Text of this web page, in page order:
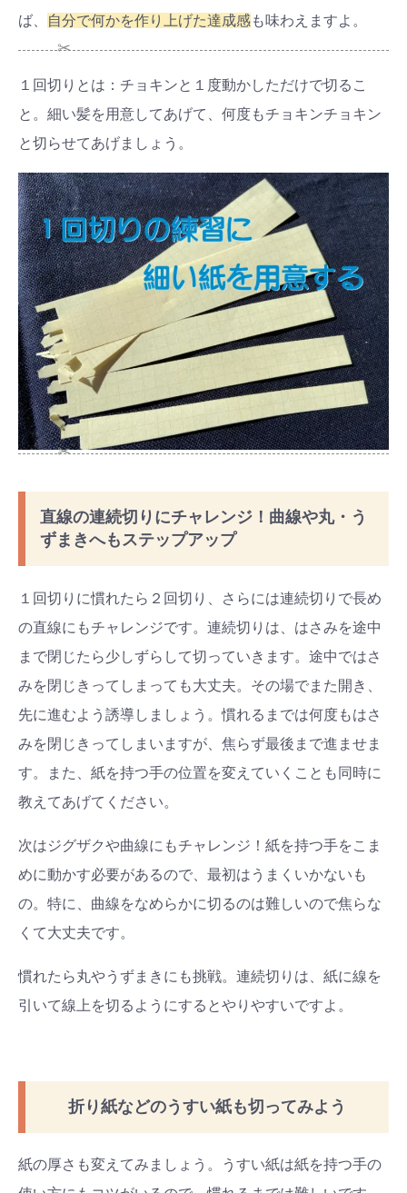
ば、
自分で何かを作り上げた達成感も味わえますよ。
✂
１回切りとは：チョキンと１度動かしただけで切るこ
と。細い髪を用意してあげて、何度もチョキンチョキン
と切らせてあげましょう。
✂
直線の連続切りにチャレンジ！曲線や丸・う
ずまきへもステップアップ
１回切りに慣れたら２回切り、さらには連続切りで長め
の直線にもチャレンジです。連続切りは、はさみを途中
まで閉じたら少しずらして切っていきます。途中ではさ
みを閉じきってしまっても大丈夫。その場でまた開き、
先に進むよう誘導しましょう。慣れるまでは何度もはさ
みを閉じきってしまいますが、焦らず最後まで進ませま
す。また、紙を持つ手の位置を変えていくことも同時に
教えてあげてください。
次はジグザクや曲線にもチャレンジ！紙を持つ手をこま
めに動かす必要があるので、最初はうまくいかないも
の。特に、曲線をなめらかに切るのは難しいので焦らな
くて大丈夫です。
慣れたら丸やうずまきにも挑戦。連続切りは、紙に線を
引いて線上を切るようにするとやりやすいですよ。
折り紙などのうすい紙も切ってみよう
紙の厚さも変えてみましょう。うすい紙は紙を持つ手の